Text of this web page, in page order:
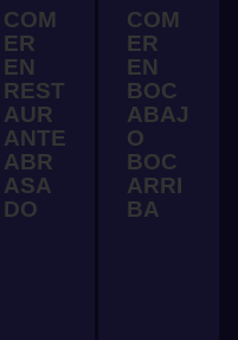
COM
ER
EN
REST
AUR
ANTE
ABR
ASA
DO
COM
ER
EN
BOC
ABAJ
O
BOC
ARRI
BA